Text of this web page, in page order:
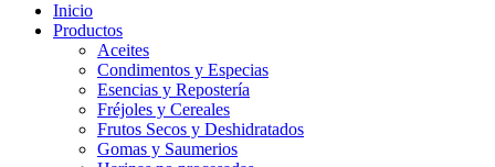
Inicio
Productos
Aceites
Condimentos y Especias
Esencias y Repostería
Fréjoles y Cereales
Frutos Secos y Deshidratados
Gomas y Saumerios